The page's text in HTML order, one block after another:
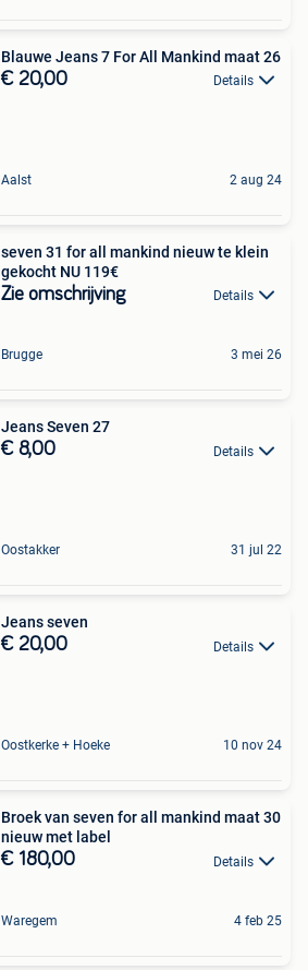
Blauwe Jeans 7 For All Mankind maat 26
€ 20,00 Details
Aalst 2 aug 24
seven 31 for all mankind nieuw te klein
gekocht NU 119€
Zie omschrijving Details
Brugge 3 mei 26
Jeans Seven 27
€ 8,00 Details
Oostakker 31 jul 22
Jeans seven
€ 20,00 Details
Oostkerke + Hoeke 10 nov 24
Broek van seven for all mankind maat 30
nieuw met label
€ 180,00 Details
Waregem 4 feb 25